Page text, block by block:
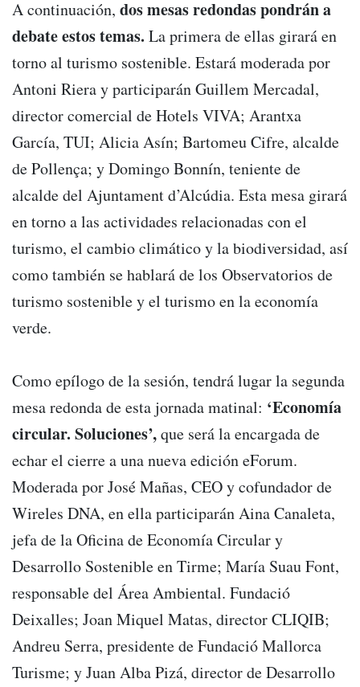
A continuación, dos mesas redondas pondrán a
debate estos temas. La primera de ellas girará en
torno al turismo sostenible. Estará moderada por
Antoni Riera y participarán Guillem Mercadal,
director comercial de Hotels VIVA; Arantxa
García, TUI; Alicia Asín; Bartomeu Cifre, alcalde
de Pollença; y Domingo Bonnín, teniente de
alcalde del Ajuntament d’Alcúdia. Esta mesa girará
en torno a las actividades relacionadas con el
turismo, el cambio climático y la biodiversidad, así
como también se hablará de los Observatorios de
turismo sostenible y el turismo en la economía
verde.
Como epílogo de la sesión, tendrá lugar la segunda
mesa redonda de esta jornada matinal: ‘Economía
circular. Soluciones’,que será la encargada de
echar el cierre a una nueva edición eForum.
Moderada por José Mañas, CEO y cofundador de
Wireles DNA, en ella participarán Aina Canaleta,
jefa de la Oficina de Economía Circular y
Desarrollo Sostenible en Tirme; María Suau Font,
responsable del Área Ambiental. Fundació
Deixalles; Joan Miquel Matas, director CLIQIB;
Andreu Serra, presidente de Fundació Mallorca
Turisme; y Juan Alba Pizá, director de Desarrollo